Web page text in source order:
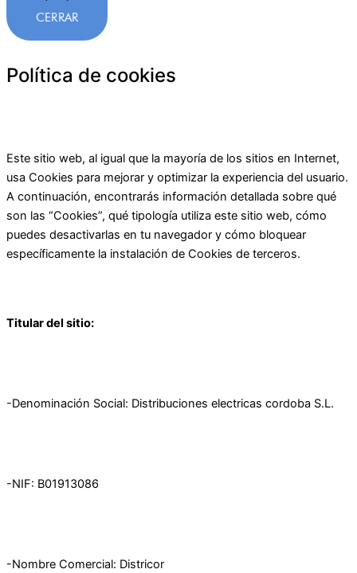
CERRAR
Política de cookies
Este sitio web, al igual que la mayoría de los sitios en Internet,
usa Cookies para mejorar y optimizar la experiencia del usuario.
A continuación, encontrarás información detallada sobre qué
son las “Cookies”, qué tipología utiliza este sitio web, cómo
puedes desactivarlas en tu navegador y cómo bloquear
específicamente la instalación de Cookies de terceros.
Titular del sitio:
-Denominación Social: Distribuciones electricas cordoba S.L.
-NIF: B01913086
-Nombre Comercial: Districor